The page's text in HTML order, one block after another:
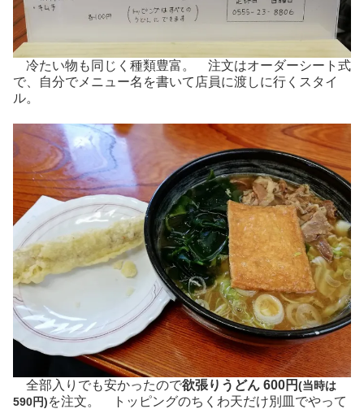
冷たい物も同じく種類豊富。 注文はオーダーシート式
で、自分でメニュー名を書いて店員に渡しに行くスタイ
ル。
全部入りでも安かったので欲張りうどん 600円(当時は
590円)を注文。 トッピングのちくわ天だけ別皿でやって